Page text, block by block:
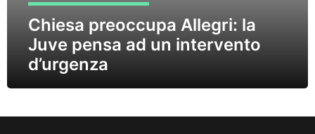
Chiesa preoccupa Allegri: la
Juve pensa ad un intervento
d’urgenza